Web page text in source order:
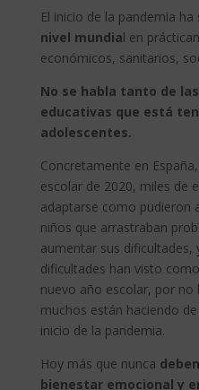
El inicio de la pandemia
nivel mundial en
económicos, sanitarios,
No se habla tanto de
educativas que está
adolescentes.
Concretamente en
escolar de 2020, miles de
adaptarse como pudieron
niños que arrastraban
aumentar sus dificultades,
dificultades han visto
nuevo año escolar, por no
muchos están haciendo
inicio de la pandemia.
Hoy más que nunca
bienestar emocional y